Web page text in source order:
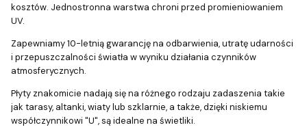
kosztów. Jednostronna warstwa chroni przed promieniowaniem
UV.
Zapewniamy 10-letnią gwarancję na odbarwienia, utratę udarności
i przepuszczalności światła w wyniku działania czynników
atmosferycznych.
Płyty znakomicie nadają się na różnego rodzaju zadaszenia takie
jak tarasy, altanki, wiaty lub szklarnie, a także, dzięki niskiemu
współczynnikowi "U", są idealne na świetliki.